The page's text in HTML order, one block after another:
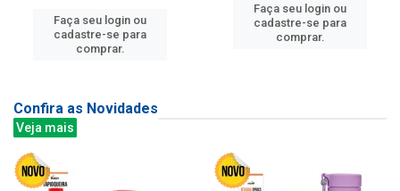
Faça seu login ou
cadastre-se para
comprar.
Faça seu login ou
cadastre-se para
comprar.
Confira as Novidades
Veja mais